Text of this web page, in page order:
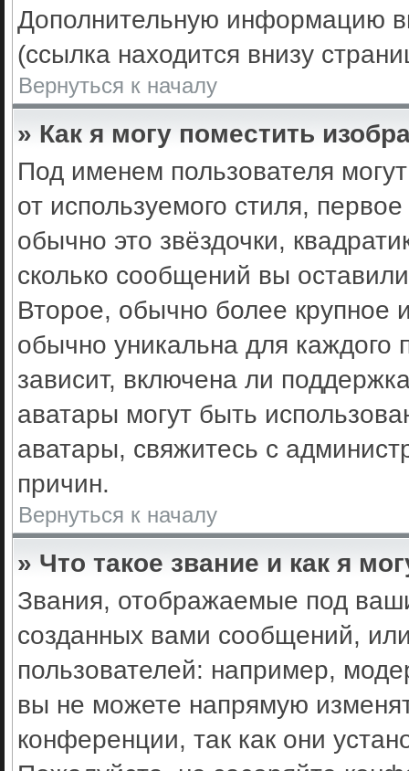
Дополнительную информацию
(ссылка находится внизу
Вернуться к началу
» Как я могу поместить
Под именем пользователя
от используемого стиля,
обычно это звёздочки,
сколько сообщений вы
Второе, обычно более крупное
обычно уникальна для каждого
зависит, включена ли
аватары могут быть
аватары, свяжитесь с
причин.
Вернуться к началу
» Что такое звание и как я
Звания, отображаемые под
созданных вами сообщений,
пользователей: например,
вы не можете напрямую
конференции, так как они